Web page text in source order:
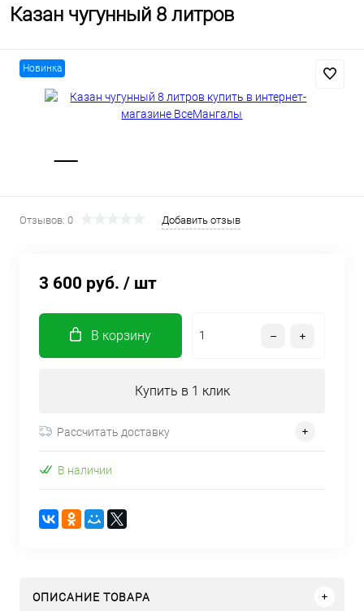
Казан чугунный 8 литров
Новинка
Отзывов: 0 Добавить отзыв
3 600 руб. / шт
В корзину
Купить в 1 клик
Рассчитать доставку
В наличии
ОПИСАНИЕ ТОВАРА